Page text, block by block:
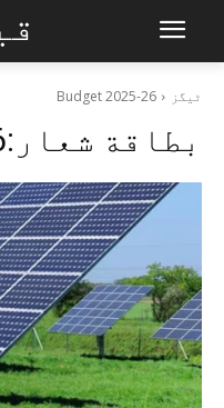
ٹیگز Budget 2025-26
بطاقة شعار: